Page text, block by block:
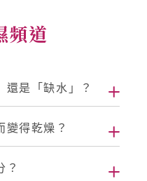
頻道
是「缺水」？
變得乾燥？
？